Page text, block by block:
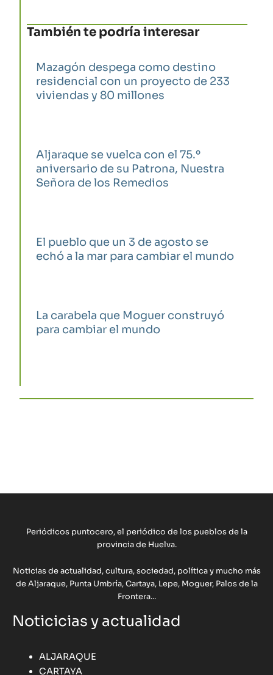
También te podría interesar
Mazagón despega como destino
residencial con un proyecto de 233
viviendas y 80 millones
Aljaraque se vuelca con el 75.º
aniversario de su Patrona, Nuestra
Señora de los Remedios
El pueblo que un 3 de agosto se
echó a la mar para cambiar el mundo
La carabela que Moguer construyó
para cambiar el mundo
Periódicos puntocero, el periódico de los pueblos de la
provincia de Huelva.
Noticias de actualidad, cultura, sociedad, política y mucho más
de Aljaraque, Punta Umbría, Cartaya, Lepe, Moguer, Palos de la
Frontera...
Noticicias y actualidad
ALJARAQUE
CARTAYA